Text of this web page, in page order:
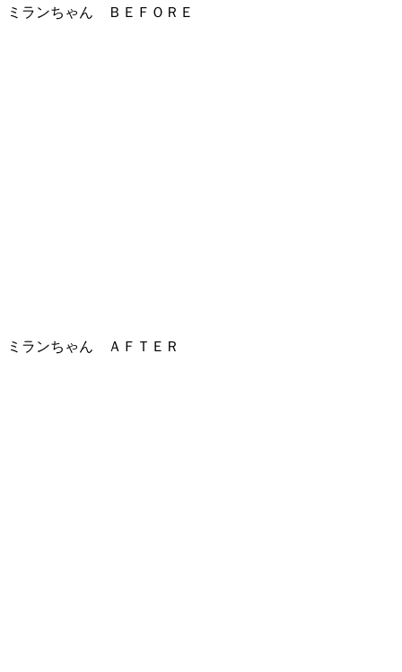
ミランちゃん ＢＥＦＯＲＥ
ミランちゃん ＡＦＴＥＲ